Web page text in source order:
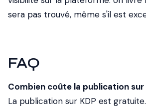
sera pas trouvé, même s'il est
FAQ
Combien coûte la publication sur
La publication sur KDP est